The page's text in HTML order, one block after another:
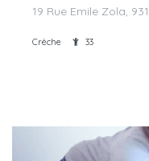
19 Rue Emile Zola,
Crèche 33